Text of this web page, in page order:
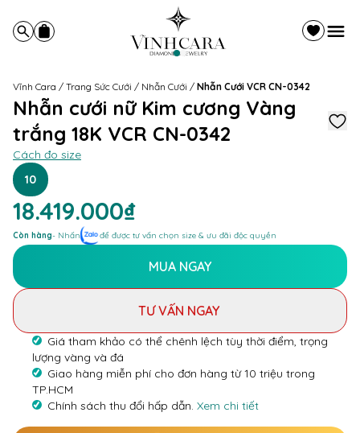
Vĩnh Cara / Trang Sức Cưới / Nhẫn Cưới / Nhẫn Cưới VCR CN-0342
Nhẫn cưới nữ Kim cương Vàng
trắng 18K VCR CN-0342
Cách đo size
10
18.419.000₫
Còn hàng- Nhấn để được tư vấn chọn size & ưu đãi độc quyền
MUA NGAY
TƯ VẤN NGAY
Giá tham khảo có thể chênh lệch tùy thời điểm, trọng
lượng vàng và đá
Giao hàng miễn phí cho đơn hàng từ 10 triệu trong
TP.HCM
Chính sách thu đổi hấp dẫn. Xem chi tiết